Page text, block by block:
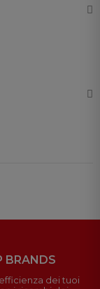
BRANDS
dei tuoi